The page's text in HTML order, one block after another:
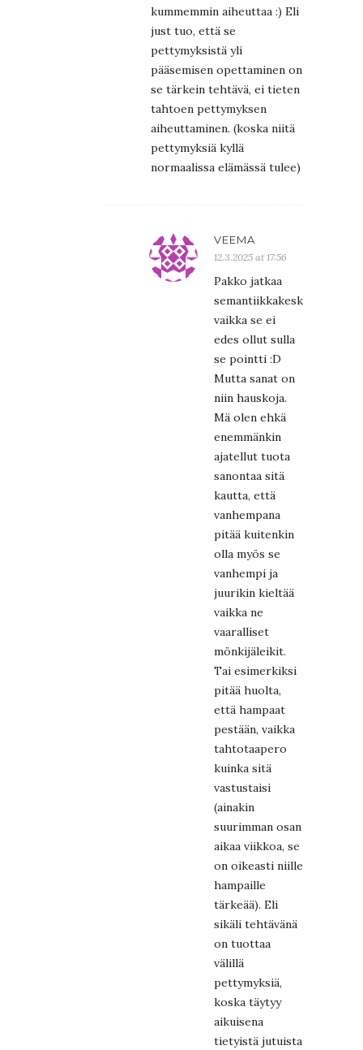
kummemmin aiheuttaa :) Eli
just tuo, että se
pettymyksistä yli
pääsemisen opettaminen on
se tärkein tehtävä, ei tieten
tahtoen pettymyksen
aiheuttaminen. (koska niitä
pettymyksiä kyllä
normaalissa elämässä tulee)
VEEMA
12.3.2025 at 17:56
Pakko jatkaa
semantiikkakeskustelua,
vaikka se ei
edes ollut sulla
se pointti :D
Mutta sanat on
niin hauskoja.
Mä olen ehkä
enemmänkin
ajatellut tuota
sanontaa sitä
kautta, että
vanhempana
pitää kuitenkin
olla myös se
vanhempi ja
juurikin kieltää
vaikka ne
vaaralliset
mönkijäleikit.
Tai esimerkiksi
pitää huolta,
että hampaat
pestään, vaikka
tahtotaapero
kuinka sitä
vastustaisi
(ainakin
suurimman osan
aikaa viikkoa, se
on oikeasti niille
hampaille
tärkeää). Eli
sikäli tehtävänä
on tuottaa
välillä
pettymyksiä,
koska täytyy
aikuisena
tietyistä jutuista